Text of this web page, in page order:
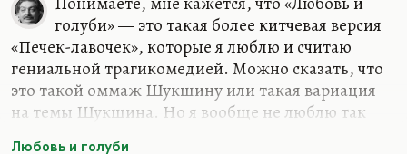
голуби» — это такая более китчевая версия
«Печек-лавочек», которые я люблю и считаю
гениальной трагикомедией. Можно сказать, что
это такой оммаж Шукшину или такая вариация
на темы Шукшина. Но я вообще не люблю так
Любовь и голуби